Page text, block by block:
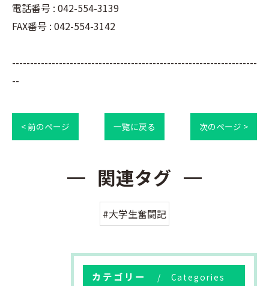
電話番号 : 042-554-3139
FAX番号 : 042-554-3142
--------------------------------------------------------------------
--
< 前のページ 一覧に戻る 次のページ >
関連タグ
#大学生奮闘記
カテゴリー Categories